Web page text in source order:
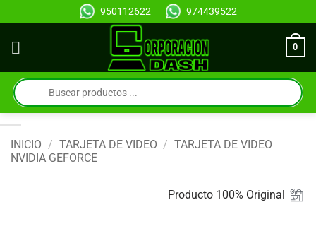
al
contenido
950112622 974439522
0
Búsqueda
de
productos
INICIO / TARJETA DE VIDEO / TARJETA DE VIDEO
NVIDIA GEFORCE
Producto 100% Original